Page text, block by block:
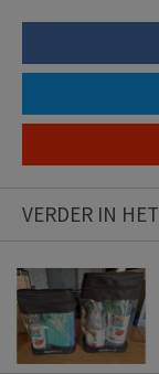
VERDER IN